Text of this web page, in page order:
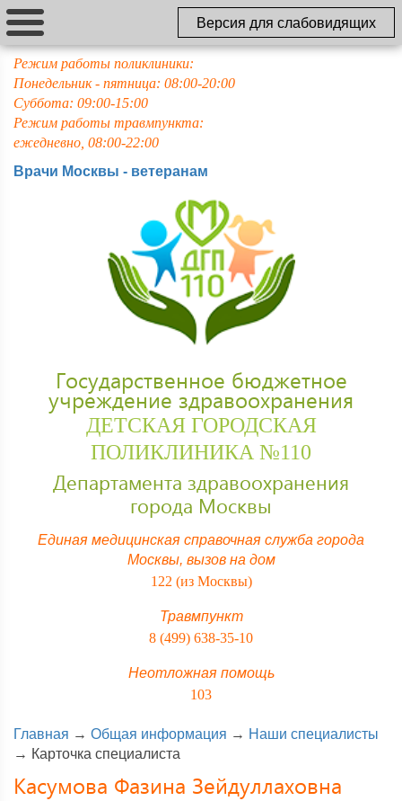
Версия для слабовидящих
Режим работы поликлиники:
Понедельник - пятница: 08:00-20:00
Суббота: 09:00-15:00
Режим работы травмпункта:
ежедневно, 08:00-22:00
Врачи Москвы - ветеранам
Государственное бюджетное
учреждение здравоохранения
ДЕТСКАЯ ГОРОДСКАЯ
ПОЛИКЛИНИКА №110
Департамента здравоохранения
города Москвы
Единая медицинская справочная служба города
Москвы, вызов на дом
122 (из Москвы)
Травмпункт
8 (499) 638-35-10
Неотложная помощь
103
Главная → Общая информация → Наши специалисты
→ Карточка специалиста
Касумова Фазина Зейдуллаховна